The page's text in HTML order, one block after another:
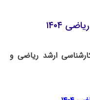
۱۴۰۴
ارشد ریاضی و